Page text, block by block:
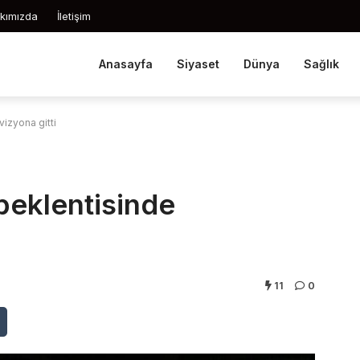
İletişim
Anasayfa Siyaset Dünya Sağlık
gitti
11 0